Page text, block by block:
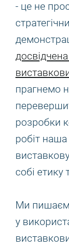
- це не
прагнемо
розробки
робіт
собі етику
Ми
у